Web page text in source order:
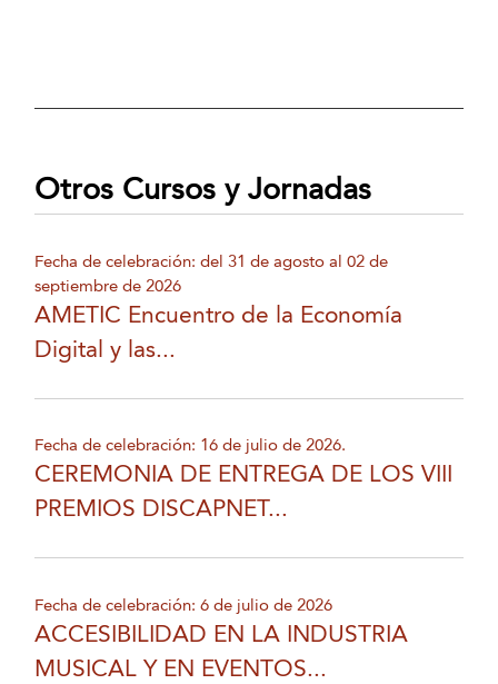
Otros Cursos y Jornadas
Fecha de celebración: del 31 de agosto al 02 de
septiembre de 2026
AMETIC Encuentro de la Economía
Digital y las...
Fecha de celebración: 16 de julio de 2026.
CEREMONIA DE ENTREGA DE LOS VIII
PREMIOS DISCAPNET...
Fecha de celebración: 6 de julio de 2026
ACCESIBILIDAD EN LA INDUSTRIA
MUSICAL Y EN EVENTOS...